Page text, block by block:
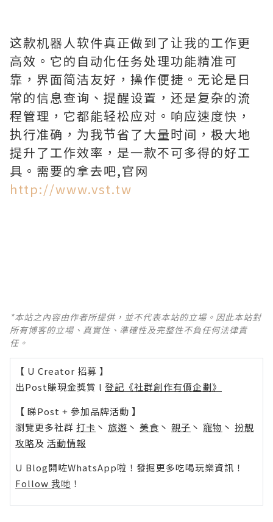
这款机器人软件真正做到了让我的工作更
高效。它的自动化任务处理功能精准可
靠，界面简洁友好，操作便捷。无论是日
常的信息查询、提醒设置，还是复杂的流
程管理，它都能轻松应对。响应速度快，
执行准确，为我节省了大量时间，极大地
提升了工作效率，是一款不可多得的好工
具。需要的拿去吧,官网
http://www.vst.tw
*本站之內容由作者所提供，並不代表本站的立場。因此本站對
所有博客的立場、真實性、準確性及完整性不負任何法律責
任。
【 U Creator 招募 】
出Post賺現金獎賞 l 登記《社群創作有價企劃》
【 睇Post + 參加品牌活動 】
瀏覽更多社群 打卡 丶 旅遊 丶 美食 丶 親子 丶 寵物 丶 扮靚
攻略及 活動情報
U Blog開咗WhatsApp啦！發掘更多吃喝玩樂資訊！
Follow 我哋 ！